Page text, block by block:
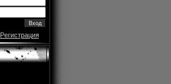
Регистрация